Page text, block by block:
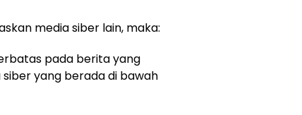
media siber lain, maka:
pada berita yang
yang berada di bawah